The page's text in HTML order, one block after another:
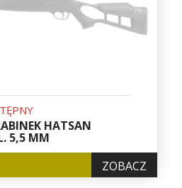
HATSAN
5,5 MM
ZOBACZ